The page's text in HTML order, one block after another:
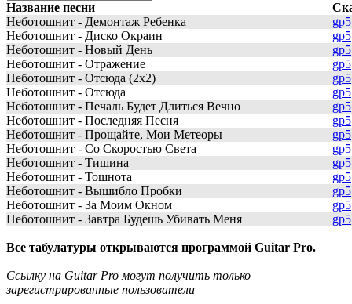
Название песни
Неботошнит - Демонтаж Ребенка
gp5
Неботошнит - Диско Окраин
gp5
Неботошнит - Новый День
gp5
Неботошнит - Отражение
gp5
Неботошнит - Отсюда (2x2)
gp5
Неботошнит - Отсюда
gp5
Неботошнит - Печаль Будет Длиться Вечно
gp5
Неботошнит - Последняя Песня
gp5
Неботошнит - Прощайте, Мои Метеоры
gp5
Неботошнит - Со Скоростью Света
gp5
Неботошнит - Тишина
gp5
Неботошнит - Тошнота
gp5
Неботошнит - Вышибло Пробки
gp5
Неботошнит - За Моим Окном
gp5
Неботошнит - Завтра Будешь Убивать Меня
gp5
Все табулатуры открываются программой Guitar Pro.
Ссылку на Guitar Pro могут получить только
зарегистрированные пользователи